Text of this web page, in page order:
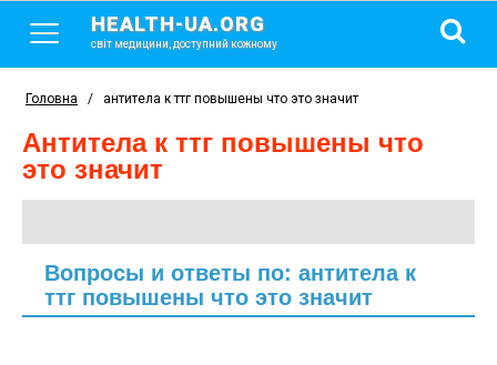
HEALTH-UA.ORG
світ медицини, доступний кожному
Головна / антитела к ттг повышены что это значит
антитела к ттг повышены что
это значит
Вопросы и ответы по: антитела к
ттг повышены что это значит